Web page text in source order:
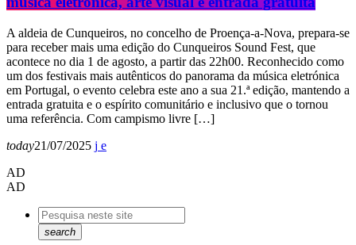
A aldeia de Cunqueiros, no concelho de Proença-a-Nova, prepara-se
para receber mais uma edição do Cunqueiros Sound Fest, que
acontece no dia 1 de agosto, a partir das 22h00. Reconhecido como
um dos festivais mais autênticos do panorama da música eletrónica
em Portugal, o evento celebra este ano a sua 21.ª edição, mantendo a
entrada gratuita e o espírito comunitário e inclusivo que o tornou
uma referência. Com campismo livre […]
today21/07/2025
AD
AD
search